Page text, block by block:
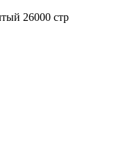
26000 стр